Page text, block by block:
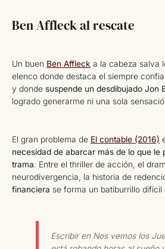
Ben Affleck al rescate
Un buen Ben Affleck a la cabeza salva
elenco donde destaca el siempre
y donde suspende un desdibujado Jon
logrado generarme ni una sola
El gran problema de El contable (2016)
necesidad de abarcar más de lo que le
trama. Entre el thriller de acción, el
neurodivergencia, la historia de
financiera se forma un batiburrillo difícil
Escribir en Nos vemos los